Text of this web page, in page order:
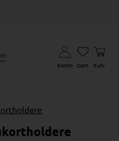
Konto Gem Kurv